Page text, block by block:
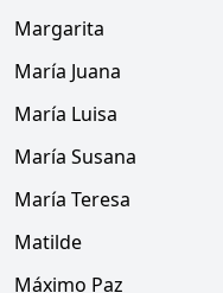
Margarita
María Juana
María Luisa
María Susana
María Teresa
Matilde
Máximo Paz